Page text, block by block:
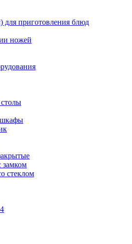
для приготовления блюд
ножей
стеклом